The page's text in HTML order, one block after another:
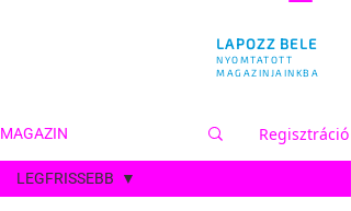
LAPOZZ BELE
NYOMTATOTT
MAGAZINJAINKBA
MAGAZIN Regisztráció
LEGFRISSEBB